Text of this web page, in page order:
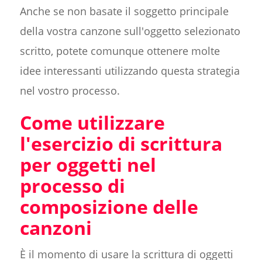
Anche se non basate il soggetto principale
della vostra canzone sull'oggetto selezionato
scritto, potete comunque ottenere molte
idee interessanti utilizzando questa strategia
nel vostro processo.
Come utilizzare
l'esercizio di scrittura
per oggetti nel
processo di
composizione delle
canzoni
È il momento di usare la scrittura di oggetti